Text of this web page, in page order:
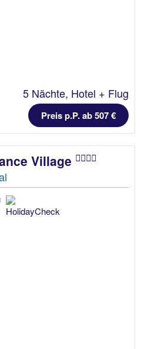
5 Nächte, Hotel + Flug
Preis p.P. ab 507 €
Village